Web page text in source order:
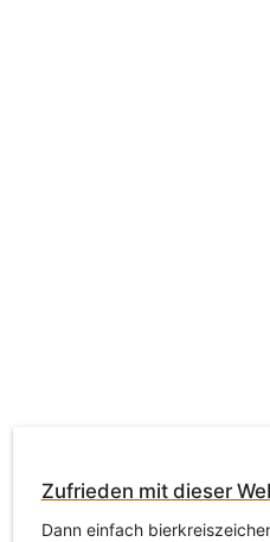
Zufrieden mit dieser
Dann einfach